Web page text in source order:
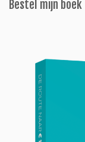
Bestel mijn boek